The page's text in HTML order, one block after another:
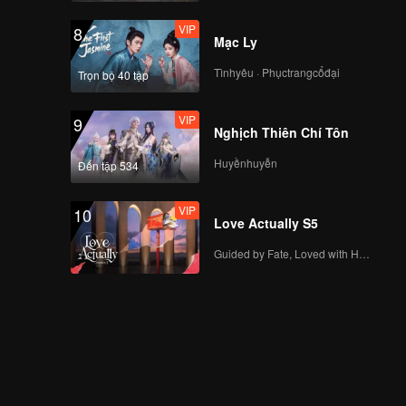
8
Trọn bộ 40 tập
VIP
Mạc Ly
Tìnhyêu · Phụctrangcổđại
9
Đến tập 534
VIP
Nghịch Thiên Chí Tôn
Huyềnhuyễn
10 VIP
Love Actually S5